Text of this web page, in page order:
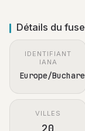
Détails du
IDENTIFIANT
IANA
Europe/
VILLES
20